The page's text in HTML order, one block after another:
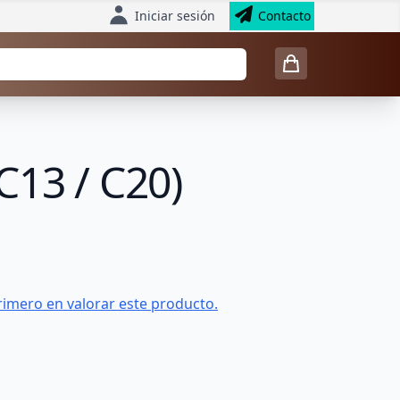
Iniciar sesión Contacto
/ C20)
en valorar este producto.